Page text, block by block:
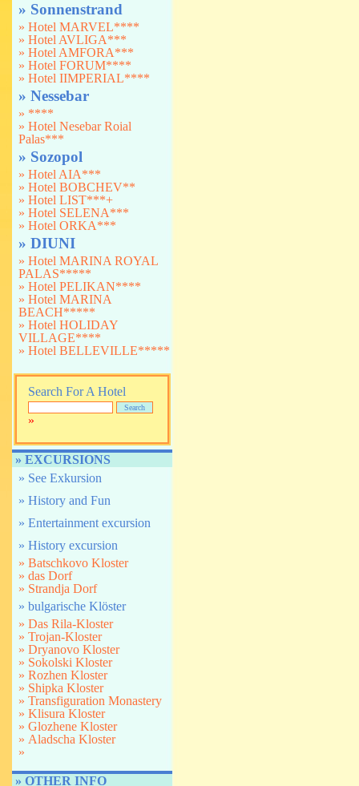
» Sonnenstrand
» Hotel MARVEL****
» Hotel AVLIGA***
» Hotel AMFORA***
» Hotel FORUM****
» Hotel IIMPERIAL****
» Nessebar
» ****
» Hotel Nesebar Roial
Palas***
» Sozopol
» Hotel AIA***
» Hotel BOBCHEV**
» Hotel LIST***+
» Hotel SELENA***
» Hotel ORKA***
» DIUNI
» Hotel MARINA ROYAL
PALAS*****
» Hotel PELIKAN****
» Hotel MARINA
BEACH*****
» Hotel HOLIDAY
VILLAGE****
» Hotel BELLEVILLE*****
Search For A Hotel
»
» EXCURSIONS
» See Exkursion
» History and Fun
» Еntertainment excursion
» History excursion
» Batschkovo Kloster
» das Dorf
» Strandja Dorf
» bulgarische Klöster
» Das Rila-Kloster
» Trojan-Kloster
» Dryanovo Kloster
» Sokolski Kloster
» Rozhen Kloster
» Shipka Kloster
» Transfiguration Monastery
» Klisura Kloster
» Glozhene Kloster
» Aladscha Kloster
»
» OTHER INFO